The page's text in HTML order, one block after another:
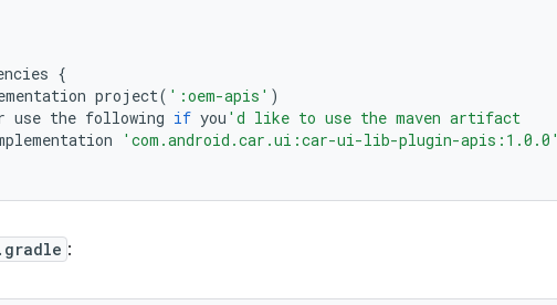
{
project( ':oem-apis' )
use the following if you 'd like to use the maven artifact
'com.android.car.ui:car-ui-lib-plugin-apis:1.0.0'
: